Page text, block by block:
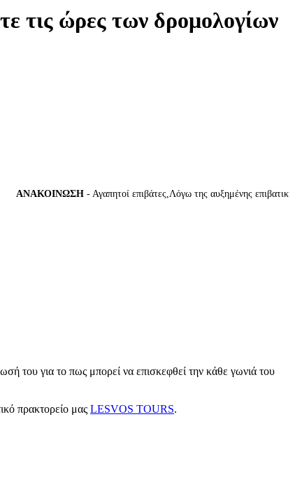
τις ώρες των δρομολογίων
ΑΝΑΚΟΙΝΩΣΗ- Αγαπητοί επιβάτες,Λόγω της αυξημένης επιβατικής
του για το πως μπορεί να επισκεφθεί την κάθε γωνιά του
πρακτορείο μας LESVOS TOURS.